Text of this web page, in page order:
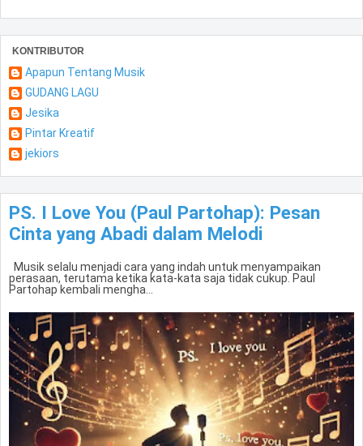
KONTRIBUTOR
Apapun Tentang Musik
GUDANG LAGU
Jesika
Pintar Kreatif
jekiors
PS. I Love You (Paul Partohap): Pesan
Cinta yang Abadi dalam Melodi
Musik selalu menjadi cara yang indah untuk menyampaikan
perasaan, terutama ketika kata-kata saja tidak cukup. Paul
Partohap kembali mengha...